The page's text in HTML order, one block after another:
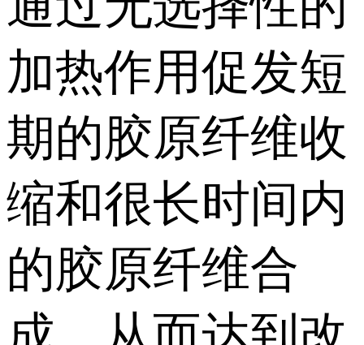
加热作用促发短
期的胶原纤维收
缩和很长时间内
的胶原纤维合